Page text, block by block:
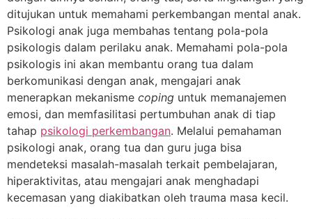
ditujukan untuk memahami perkembangan mental anak.
Psikologi anak juga membahas tentang pola-pola
psikologis dalam perilaku anak. Memahami pola-pola
psikologis ini akan membantu orang tua dalam
berkomunikasi dengan anak, mengajari anak
menerapkan mekanisme coping untuk memanajemen
emosi, dan memfasilitasi pertumbuhan anak di tiap
tahap psikologi perkembangan. Melalui pemahaman
psikologi anak, orang tua dan guru juga bisa
mendeteksi masalah-masalah terkait pembelajaran,
hiperaktivitas, atau mengajari anak menghadapi
kecemasan yang diakibatkan oleh trauma masa kecil.